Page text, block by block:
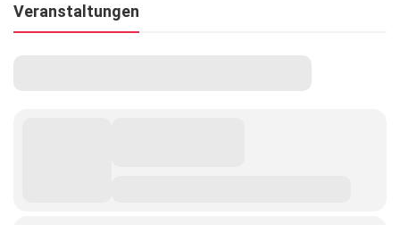
Veranstaltungen